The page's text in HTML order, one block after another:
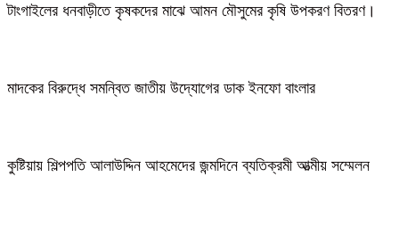
টাংগাইলের ধনবাড়ীতে কৃষকদের মাঝে আমন মৌসুমের কৃষি উপকরণ বিতরণ।
মাদকের বিরুদ্ধে সমন্বিত জাতীয় উদ্যোগের ডাক ইনফো বাংলার
কুষ্টিয়ায় শিল্পপতি আলাউদ্দিন আহমেদের জন্মদিনে ব্যতিক্রমী আত্মীয় সম্মেলন